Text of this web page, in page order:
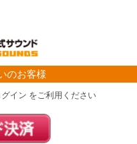
のお客様
イン をご利用ください